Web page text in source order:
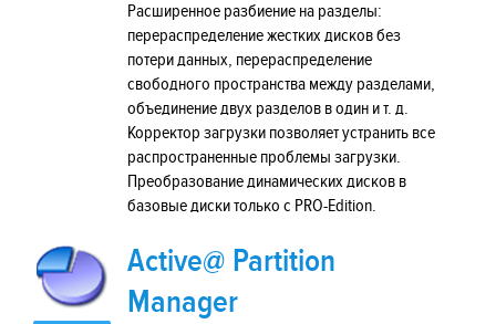
Расширенное разбиение на разделы:
перераспределение жестких дисков без
потери данных, перераспределение
свободного пространства между разделами,
объединение двух разделов в один и т. д.
Корректор загрузки позволяет устранить все
распространенные проблемы загрузки.
Преобразование динамических дисков в
базовые диски только с PRO-Edition.
Active@ Partition
Manager